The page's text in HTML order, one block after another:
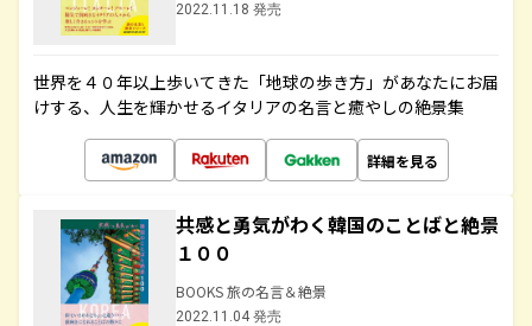
2022.11.18 発売
世界を４０年以上歩いてきた「地球の歩き方」があなたにお届
けする、人生を輝かせるイタリアの名言と癒やしの絶景集
詳細を見る
共感と勇気がわく韓国のことばと絶景
１００
BOOKS 旅の名言＆絶景
2022.11.04 発売